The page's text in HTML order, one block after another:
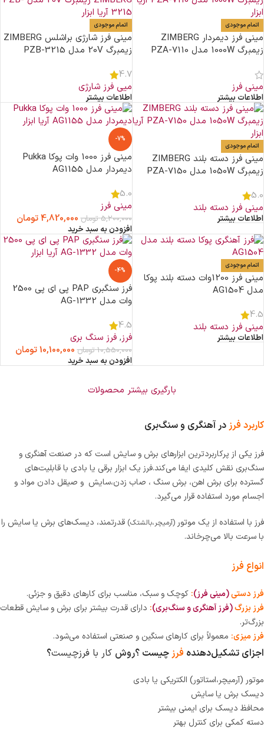
اتمام موجودی
مینی فرز دیمردار ZIMBERG
زیمبرگ 1000W مدل PZA-7110
مینی فرز
اطلاعات بیشتر
اتمام موجودی
مینی فرز شارژی براشلس ZIMBERG
زیمبرگ 20V مدل PZB-3215
4.7
میی فرز شارژی
اطلاعات بیشتر
اتمام موجودی
مینی فرز دسته بلند ZIMBERG
زیمبرگ 1050W مدل PZA-7150
5.0
مینی فرز دسته بلند
اطلاعات بیشتر
-7%
مینی فرز 1000 وات پوکا Pukka
دیمردار مدل AG1155
5.0
مینی فرز
5,200,000تومان 4,820,000تومان
افزودن به سبد خرید
اتمام موجودی
مینی فرز 1200وات دسته بلند پوکا
مدل AG1504
4.5
مینی فرز دسته بلند
اطلاعات بیشتر
-4%
فرز سنگبری PAP پی‌ ای‌ پی 2500
وات مدل AG-1332
4.5
فرز, فرز سنگ بری
10,550,000تومان 10,100,000تومان
افزودن به سبد خرید
بارگیری بیشتر محصولات
کاربرد فرزدر آهنگری و سنگ‌بری
فرز یکی از پرکاربردترین ابزارهای برش و سایش است که در صنعت آهنگری و
سنگ‌بری نقش کلیدی ایفا می‌کند.فرز یک ابزار برقی یا بادی با قابلیت‌های
گسترده‌ برای برش اهن، برش سنگ ، صاب زدن،سایش و صیقل دادن مواد و
اجسام مورد استفاده قرار می‌گیرد.
فرز با استفاده از یک موتور (آرمیچر،بالشتک) قدرتمند، دیسک‌های برش یا سایش را
با سرعت بالا می‌چرخاند.
انواع فرز
فرز دستی(مینی فرز): کوچک و سبک، مناسب برای کارهای دقیق و جزئی.
فرز بزرگ(فرز آهنگری و سنگ‌بری): دارای قدرت بیشتر برای برش و سایش قطعات
بزرگ‌تر.
فرز میزی: معمولاً برای کارهای سنگین و صنعتی استفاده می‌شود.
اجزای تشکیل‌دهنده فرزچیست ؟روش کار با فرزچیست؟
موتور (آرمیچر،استاتور) الکتریکی یا بادی
دیسک برش یا سایش
محافظ دیسک برای ایمنی بیشتر
دسته کمکی برای کنترل بهتر